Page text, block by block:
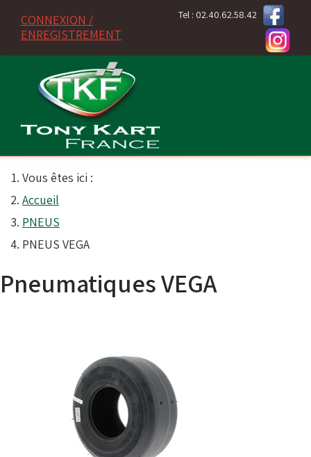
CONNEXION /
ENREGISTREMENT
Tel : 02.40.62.58.42
Vous êtes ici :
Accueil
PNEUS
PNEUS VEGA
Pneumatiques VEGA